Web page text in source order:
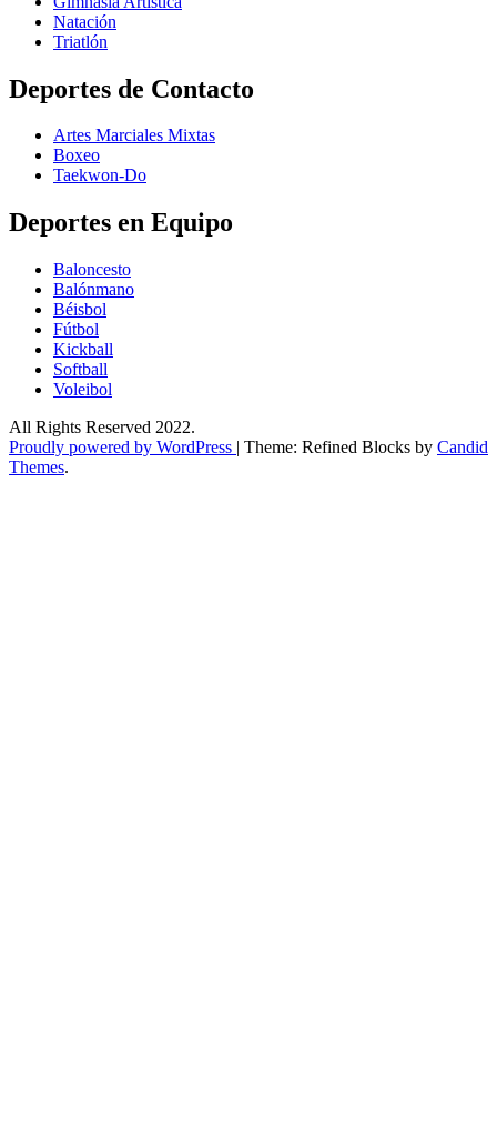
Natación​
Triatlón​
Deportes de Contacto
Artes Marciales Mixtas
Boxeo
Taekwon-Do
Deportes en Equipo
Baloncesto
Balónmano
Béisbol
Fútbol
Kickball​
Softball​
Voleibol​
All Rights Reserved 2022.
Proudly powered by WordPress | Theme: Refined Blocks by Candid
Themes.